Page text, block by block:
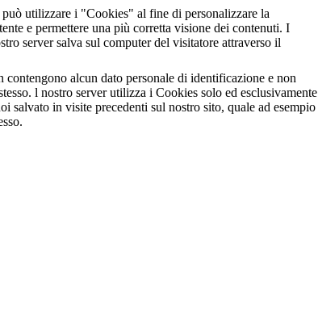
utilizzare i "Cookies" al fine di personalizzare la
e permettere una più corretta visione dei contenuti. I
server salva sul computer del visitatore attraverso il
alcun dato personale di identificazione e non
l nostro server utilizza i Cookies solo ed esclusivamente
salvato in visite precedenti sul nostro sito, quale ad esempio